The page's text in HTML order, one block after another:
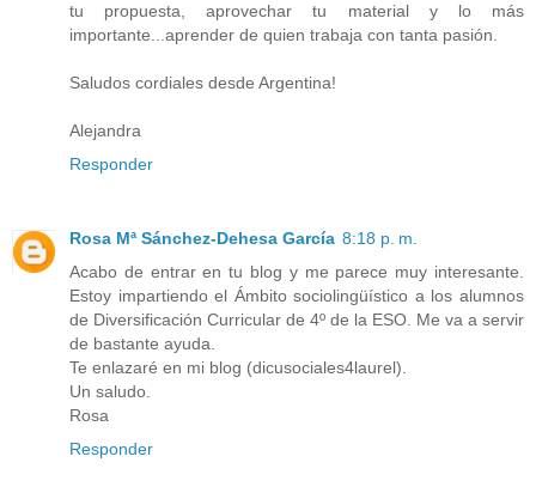
tu propuesta, aprovechar tu material y lo más
importante...aprender de quien trabaja con tanta pasión.
Saludos cordiales desde Argentina!
Alejandra
Responder
Rosa Mª Sánchez-Dehesa García 8:18 p. m.
Acabo de entrar en tu blog y me parece muy interesante.
Estoy impartiendo el Ámbito sociolingüístico a los alumnos
de Diversificación Curricular de 4º de la ESO. Me va a servir
de bastante ayuda.
Te enlazaré en mi blog (dicusociales4laurel).
Un saludo.
Rosa
Responder